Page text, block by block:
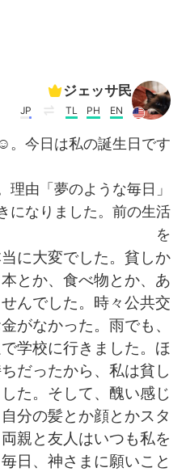
ジェッサ民
EN
PH
TL
JP
今日は私の誕生日です。☺️
た。理由
になりました。前の生活
を
に大変でした。貧しか
とか、食べ物とか、あ
んでした。時々公共交
がなかった。雨でも、
学校に行きました。ほ
だったから、私は貧し
た。そして、醜い感じ
分の髪とか顔とかスタ
親と友人はいつも私を
日、神さまに願いこと